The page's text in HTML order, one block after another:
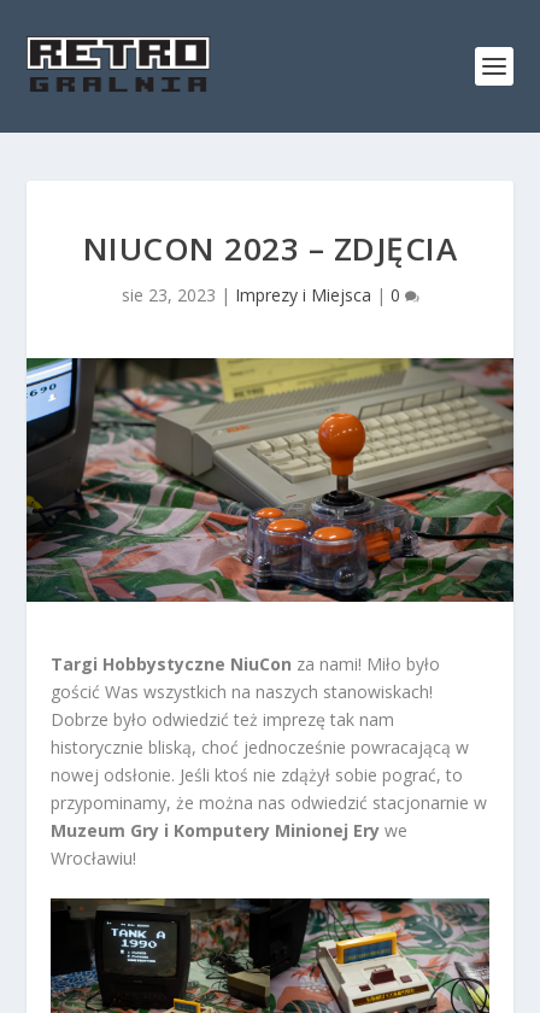
NIUCON 2023 – ZDJĘCIA
sie 23, 2023 | Imprezy i Miejsca | 0
Targi Hobbystyczne NiuCon za nami! Miło było
gościć Was wszystkich na naszych stanowiskach!
Dobrze było odwiedzić też imprezę tak nam
historycznie bliską, choć jednocześnie powracającą w
nowej odsłonie. Jeśli ktoś nie zdążył sobie pograć, to
przypominamy, że można nas odwiedzić stacjonarnie w
Muzeum Gry i Komputery Minionej Ery we
Wrocławiu!